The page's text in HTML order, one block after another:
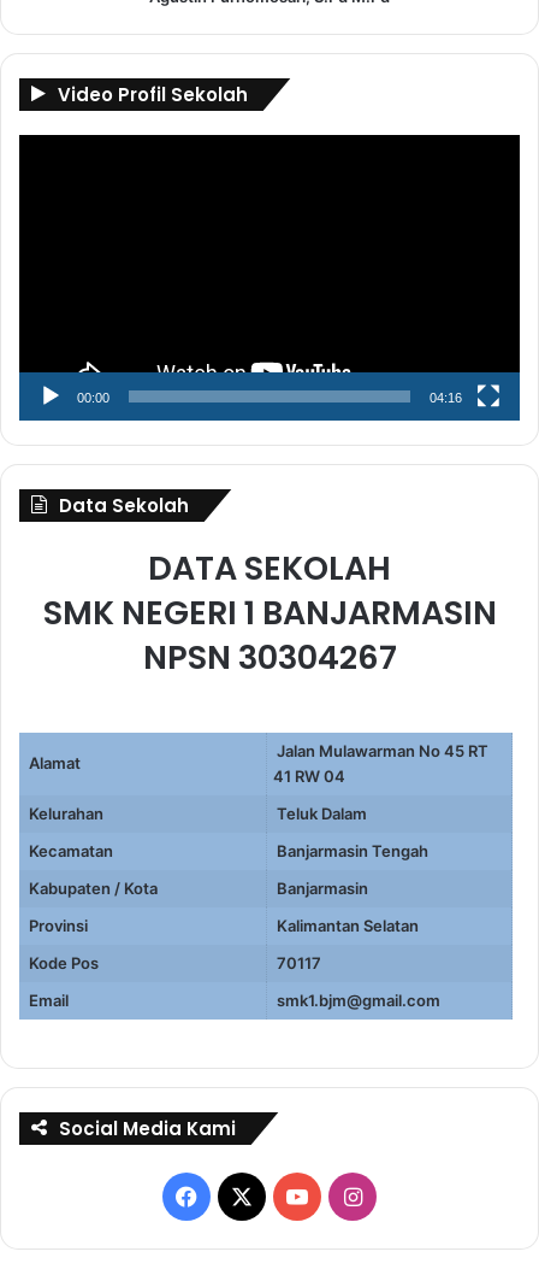
Video Profil Sekolah
00:00 04:16
Data Sekolah
DATA SEKOLAH
SMK NEGERI 1 BANJARMASIN
NPSN 30304267
Alamat
Jalan Mulawarman No 45 RT
41 RW 04
Kelurahan
Teluk Dalam
Kecamatan
Banjarmasin Tengah
Kabupaten / Kota
Banjarmasin
Provinsi
Kalimantan Selatan
Kode Pos
70117
Email
smk1.bjm@gmail.com
Social Media Kami
Facebook
X YouTubeInstagram